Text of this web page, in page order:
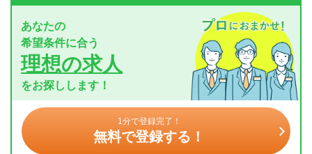
あなたの
希望条件に合う
理想の求人
をお探しします！
1分で登録完了！
無料で登録する！